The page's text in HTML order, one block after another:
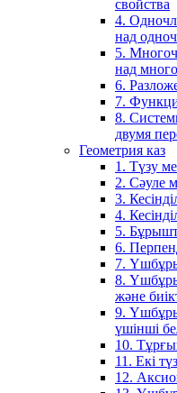
свойства
4.
над
5.
над
6.
7.
8.
двумя
Геометрия каз
1. Түзу
2. Сәуле
3.
4.
5.
6.
7.
8.
және
9.
үшінші
10.
11. Екі
12.